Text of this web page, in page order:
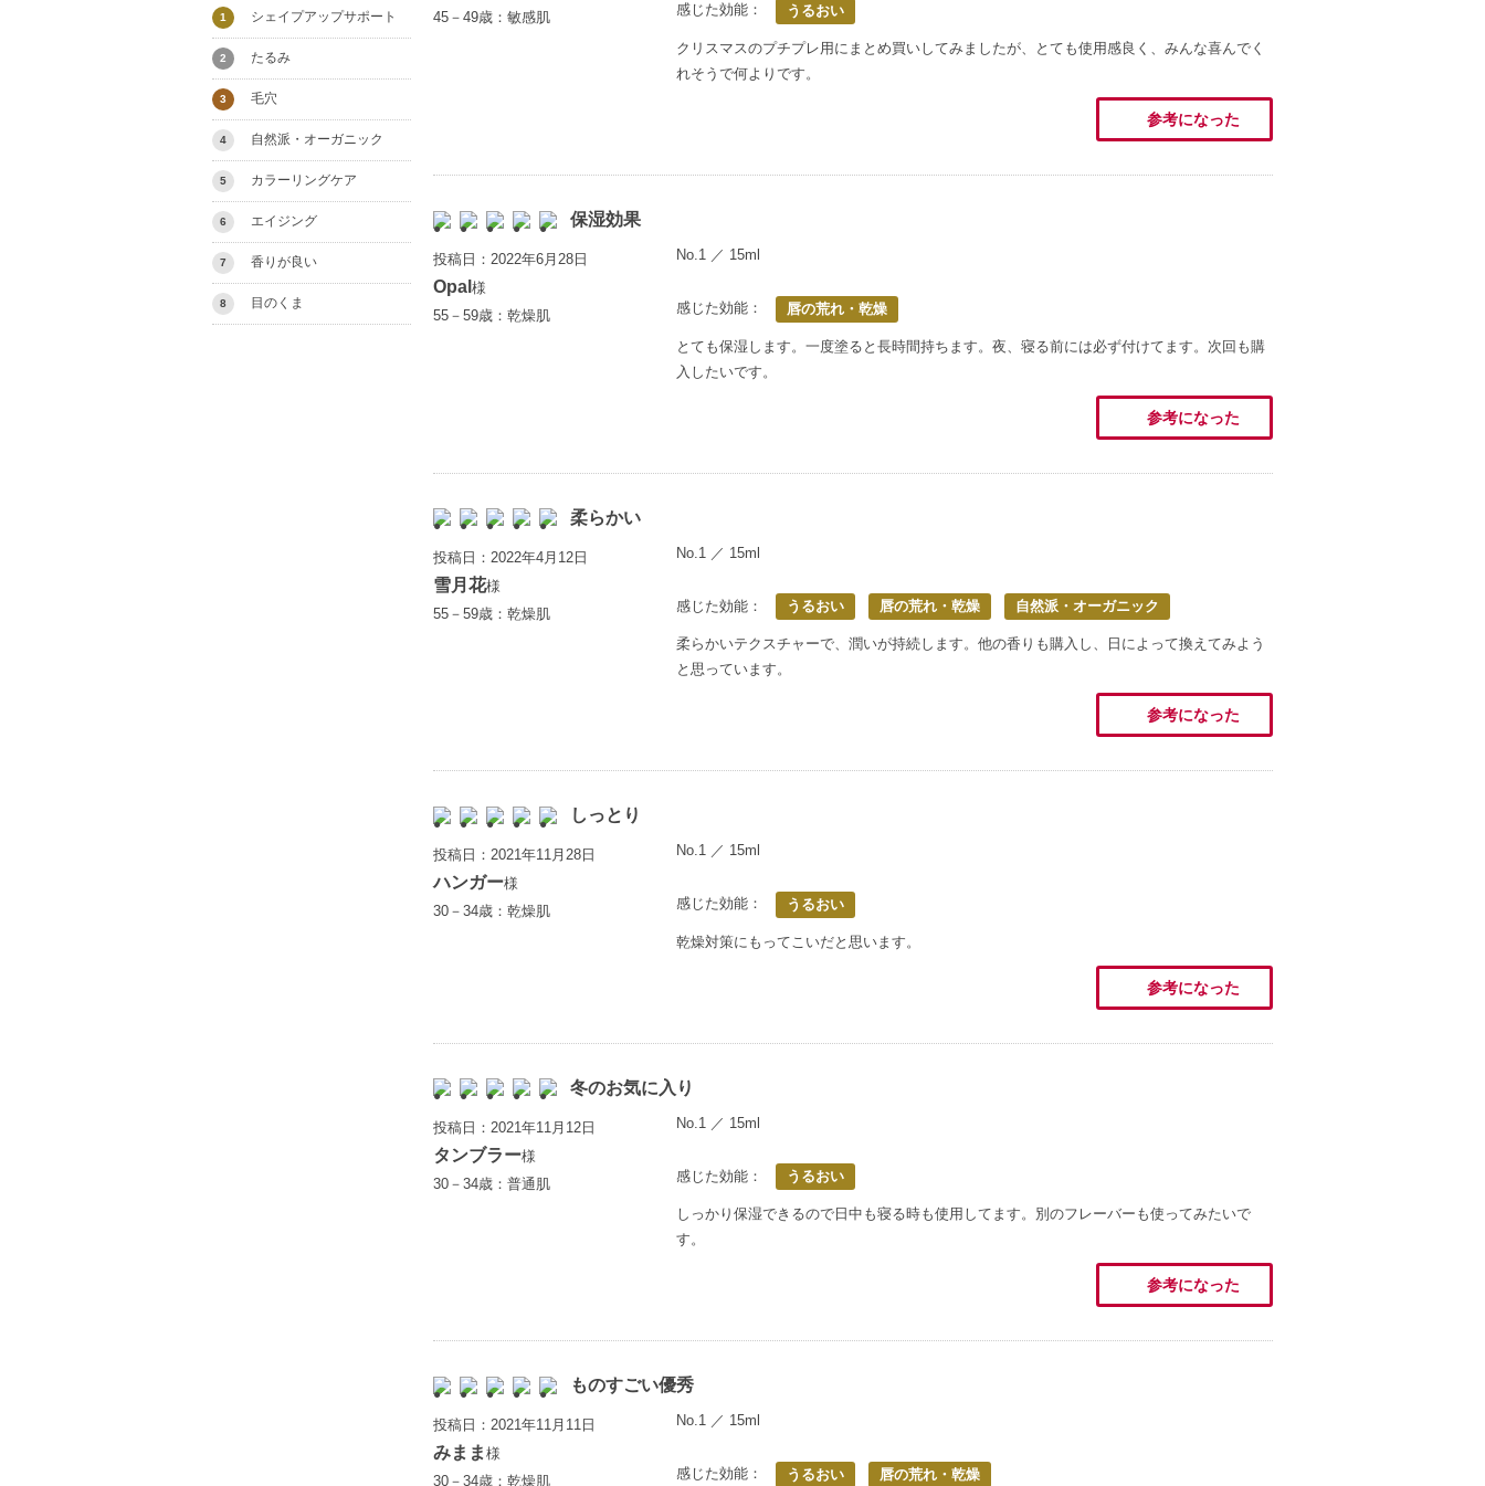
45－49歳：敏感肌
感じた効能： うるおい
クリスマスのプチプレ用にまとめ買いしてみましたが、とても使用感良く、みんな喜んでく
れそうで何よりです。
参考になった
保湿効果
投稿日：2022年6月28日
Opal 様
55－59歳：乾燥肌
No.1 ／ 15ml
感じた効能： 唇の荒れ・乾燥
とても保湿します。一度塗ると長時間持ちます。夜、寝る前には必ず付けてます。次回も購
入したいです。
参考になった
柔らかい
投稿日：2022年4月12日
雪月花様
55－59歳：乾燥肌
No.1 ／ 15ml
感じた効能： うるおい 唇の荒れ・乾燥 自然派・オーガニック
柔らかいテクスチャーで、潤いが持続します。他の香りも購入し、日によって換えてみよう
と思っています。
参考になった
しっとり
投稿日：2021年11月28日
ハンガー様
30－34歳：乾燥肌
No.1 ／ 15ml
感じた効能： うるおい
乾燥対策にもってこいだと思います。
参考になった
冬のお気に入り
投稿日：2021年11月12日
タンブラー様
30－34歳：普通肌
No.1 ／ 15ml
感じた効能： うるおい
しっかり保湿できるので日中も寝る時も使用してます。別のフレーバーも使ってみたいで
す。
参考になった
ものすごい優秀
投稿日：2021年11月11日
みまま 様
30－34歳：乾燥肌
No.1 ／ 15ml
感じた効能： うるおい 唇の荒れ・乾燥
1 シェイプアップサポート
2 たるみ
3 毛穴
4 自然派・オーガニック
5 カラーリングケア
6 エイジング
7 香りが良い
8 目のくま